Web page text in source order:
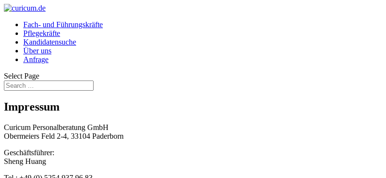
Fach- und Führungskräfte
Pflegekräfte
Kandidatensuche
Über uns
Anfrage
Select Page
Impressum
Curicum Personalberatung GmbH
Obermeiers Feld 2-4, 33104 Paderborn
Geschäftsführer:
Sheng Huang